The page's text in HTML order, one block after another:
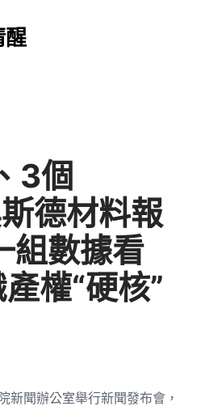
醒
3個
德材料報
組數據看
權“硬核”
新聞辦公室舉行新聞發布會，